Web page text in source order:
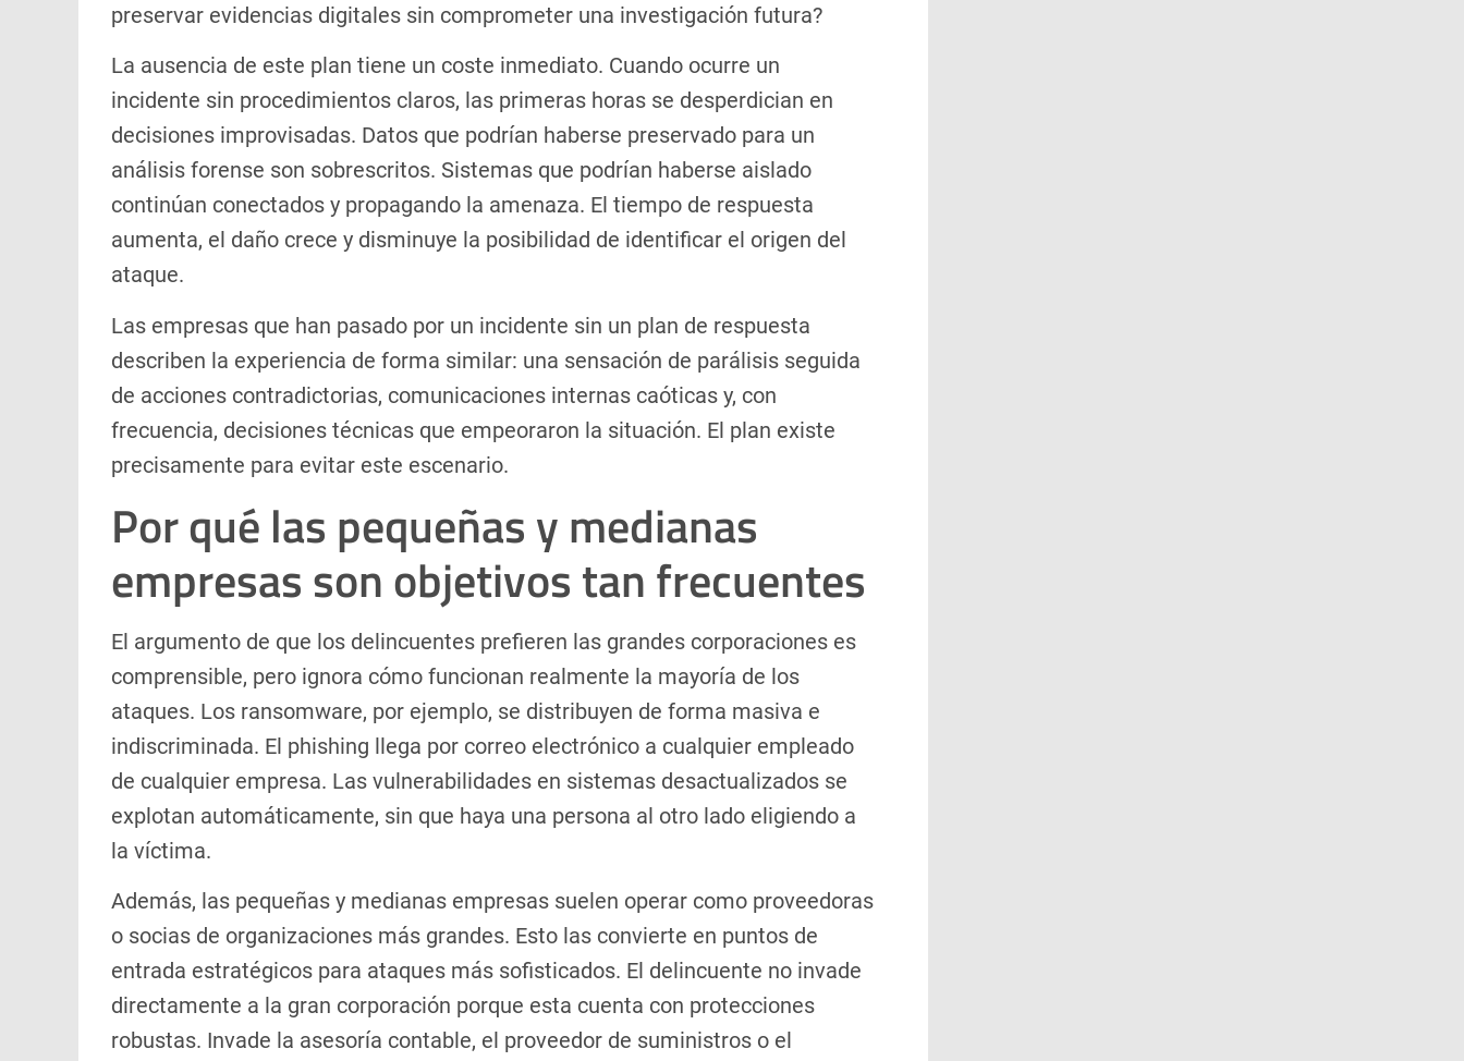
preservar evidencias digitales sin comprometer una investigación futura?
La ausencia de este plan tiene un coste inmediato. Cuando ocurre un
incidente sin procedimientos claros, las primeras horas se desperdician en
decisiones improvisadas. Datos que podrían haberse preservado para un
análisis forense son sobrescritos. Sistemas que podrían haberse aislado
continúan conectados y propagando la amenaza. El tiempo de respuesta
aumenta, el daño crece y disminuye la posibilidad de identificar el origen del
ataque.
Las empresas que han pasado por un incidente sin un plan de respuesta
describen la experiencia de forma similar: una sensación de parálisis seguida
de acciones contradictorias, comunicaciones internas caóticas y, con
frecuencia, decisiones técnicas que empeoraron la situación. El plan existe
precisamente para evitar este escenario.
Por qué las pequeñas y medianas
empresas son objetivos tan frecuentes
El argumento de que los delincuentes prefieren las grandes corporaciones es
comprensible, pero ignora cómo funcionan realmente la mayoría de los
ataques. Los ransomware, por ejemplo, se distribuyen de forma masiva e
indiscriminada. El phishing llega por correo electrónico a cualquier empleado
de cualquier empresa. Las vulnerabilidades en sistemas desactualizados se
explotan automáticamente, sin que haya una persona al otro lado eligiendo a
la víctima.
Además, las pequeñas y medianas empresas suelen operar como proveedoras
o socias de organizaciones más grandes. Esto las convierte en puntos de
entrada estratégicos para ataques más sofisticados. El delincuente no invade
directamente a la gran corporación porque esta cuenta con protecciones
robustas. Invade la asesoría contable, el proveedor de suministros o el